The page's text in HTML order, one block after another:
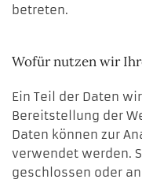
betreten.
Wofür nutzen wir
Ein Teil der Daten
Bereitstellung der
Daten können zur
verwendet werden.
geschlossen oder